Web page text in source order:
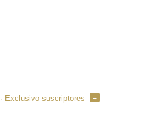
· Exclusivo suscriptores